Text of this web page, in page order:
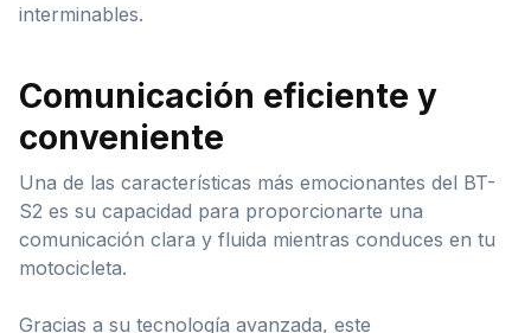
interminables.
Comunicación eficiente y
conveniente
Una de las características más emocionantes del BT-
S2 es su capacidad para proporcionarte una
comunicación clara y fluida mientras conduces en tu
motocicleta.
Gracias a su tecnología avanzada, este